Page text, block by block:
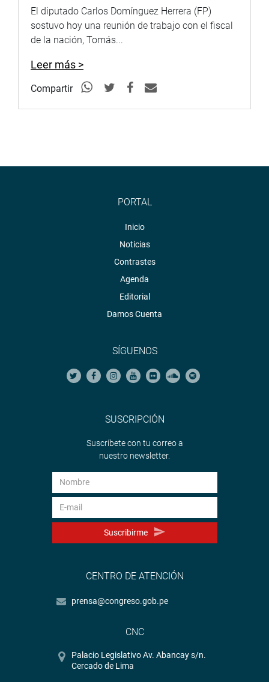
El diputado Carlos Domínguez Herrera (FP)
sostuvo hoy una reunión de trabajo con el fiscal
de la nación, Tomás...
Leer más >
Compartir
PORTAL
Inicio
Noticias
Contrastes
Agenda
Editorial
Damos Cuenta
SÍGUENOS
SUSCRIPCIÓN
Suscríbete con tu correo a
nuestro newsletter.
Suscribirme
CENTRO DE ATENCIÓN
prensa@congreso.gob.pe
CNC
Palacio Legislativo Av. Abancay s/n.
Cercado de Lima